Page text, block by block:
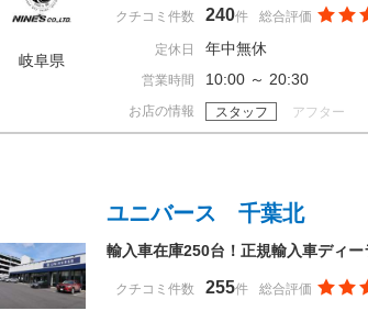
岐阜県
クチコミ件数 240件 総合評価
定休日 年中無休
営業時間 10:00 ～ 20:30
お店の情報 スタッフ アフター
ユニバース 千葉北
輸入車在庫250台！正規輸入車ディー
クチコミ件数 255件 総合評価